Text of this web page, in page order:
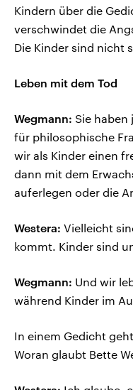
Kindern über die
verschwindet die
Die Kinder sind nicht
Leben mit dem Tod
Wegmann: Sie haben
für philosophische
wir als Kinder einen
dann mit dem
auferlegen oder die
Westera: Vielleicht
kommt. Kinder sind
Wegmann: Und wir
während Kinder im
In einem Gedicht
Woran glaubt Bette